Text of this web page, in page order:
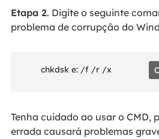
Etapa 2. Digite o seguinte
problema de corrupção do
Tenha cuidado ao usar o CMD,
errada causará problemas